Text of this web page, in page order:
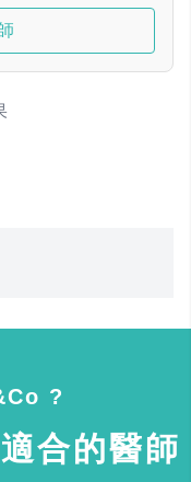
?
合的醫師